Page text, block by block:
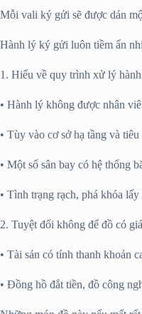
Mỗi vali ký gửi sẽ được dán
Hành lý ký gửi luôn tiềm ẩn
1. Hiểu về quy trình xử lý
• Hành lý không được nhân
• Tùy vào cơ sở hạ tầng và
• Một số sân bay có hệ thống
• Tình trạng rạch, phá khóa
2. Tuyệt đối không để đồ có
• Tài sản có tính thanh khoản
• Đồng hồ đắt tiền, đồ công